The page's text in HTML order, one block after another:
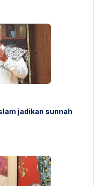
jadikan sunnah